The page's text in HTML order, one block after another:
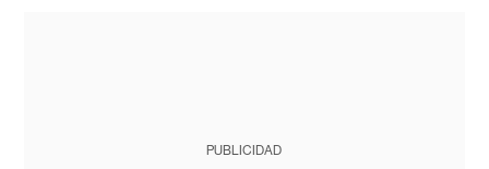
PUBLICIDAD